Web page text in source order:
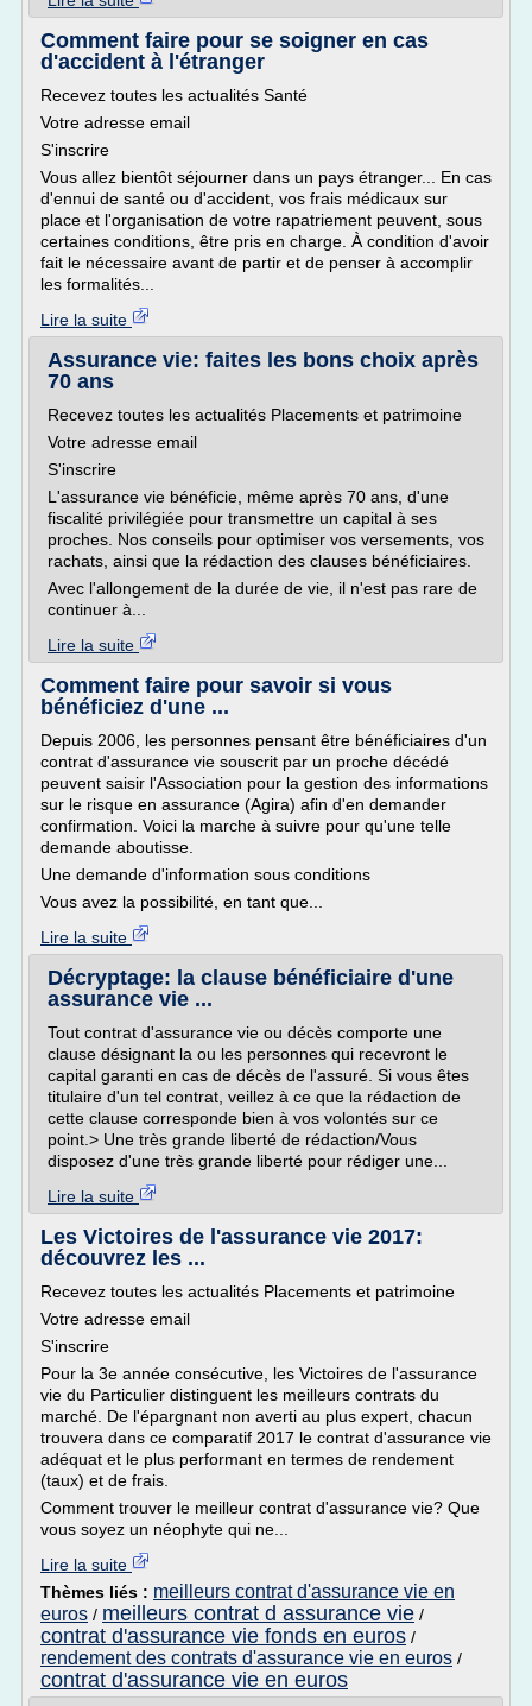
Comment faire pour se soigner en cas
d'accident à l'étranger
Recevez toutes les actualités Santé
Votre adresse email
S'inscrire
Vous allez bientôt séjourner dans un pays étranger... En cas
d'ennui de santé ou d'accident, vos frais médicaux sur
place et l'organisation de votre rapatriement peuvent, sous
certaines conditions, être pris en charge. À condition d'avoir
fait le nécessaire avant de partir et de penser à accomplir
les formalités...
Lire la suite
Assurance vie: faites les bons choix après
70 ans
Recevez toutes les actualités Placements et patrimoine
Votre adresse email
S'inscrire
L'assurance vie bénéficie, même après 70 ans, d'une
fiscalité privilégiée pour transmettre un capital à ses
proches. Nos conseils pour optimiser vos versements, vos
rachats, ainsi que la rédaction des clauses bénéficiaires.
Avec l'allongement de la durée de vie, il n'est pas rare de
continuer à...
Lire la suite
Comment faire pour savoir si vous
bénéficiez d'une ...
Depuis 2006, les personnes pensant être bénéficiaires d'un
contrat d'assurance vie souscrit par un proche décédé
peuvent saisir l'Association pour la gestion des informations
sur le risque en assurance (Agira) afin d'en demander
confirmation. Voici la marche à suivre pour qu'une telle
demande aboutisse.
Une demande d'information sous conditions
Vous avez la possibilité, en tant que...
Lire la suite
Décryptage: la clause bénéficiaire d'une
assurance vie ...
Tout contrat d'assurance vie ou décès comporte une
clause désignant la ou les personnes qui recevront le
capital garanti en cas de décès de l'assuré. Si vous êtes
titulaire d'un tel contrat, veillez à ce que la rédaction de
cette clause corresponde bien à vos volontés sur ce
point.> Une très grande liberté de rédaction/Vous
disposez d'une très grande liberté pour rédiger une...
Lire la suite
Les Victoires de l'assurance vie 2017:
découvrez les ...
Recevez toutes les actualités Placements et patrimoine
Votre adresse email
S'inscrire
Pour la 3e année consécutive, les Victoires de l'assurance
vie du Particulier distinguent les meilleurs contrats du
marché. De l'épargnant non averti au plus expert, chacun
trouvera dans ce comparatif 2017 le contrat d'assurance vie
adéquat et le plus performant en termes de rendement
(taux) et de frais.
Comment trouver le meilleur contrat d'assurance vie? Que
vous soyez un néophyte qui ne...
Lire la suite
Thèmes liés : meilleurs contrat d'assurance vie en
euros / meilleurs contrat d assurance vie /
contrat d'assurance vie fonds en euros /
rendement des contrats d'assurance vie en euros /
contrat d'assurance vie en euros